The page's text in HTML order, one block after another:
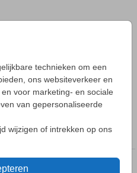
technieken om een
ons websiteverkeer en
voor marketing- en sociale
van gepersonaliseerde
wijzigen of intrekken op ons
andere tekst? In de editor is
onze editor.
je kerstkaart nadat je deze
formaten,
kiezen.